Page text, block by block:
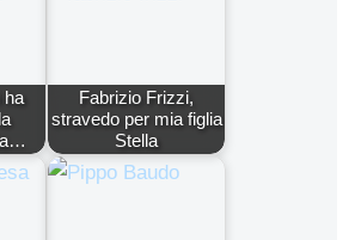
ha
Fabrizio Frizzi,
stravedo per mia figlia
Stella